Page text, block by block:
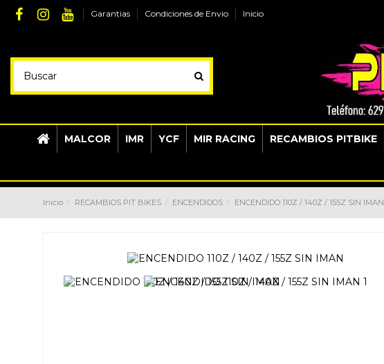
Garantias Condiciones de Envio Inicio
MALCOR IMR YCF MIR RACING RECAMBIOS PITBIKE
Inicio RECAMBIOS PIT BIKES ENCENDIDOS ENCENDIDO 110Z / 140Z / 155Z SIN IMAN